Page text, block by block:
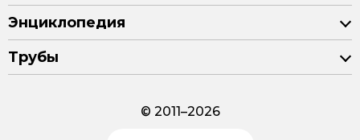
Энциклопедия
Трубы
© 2011–2026